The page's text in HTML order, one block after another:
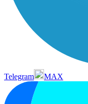
Telegram MAX